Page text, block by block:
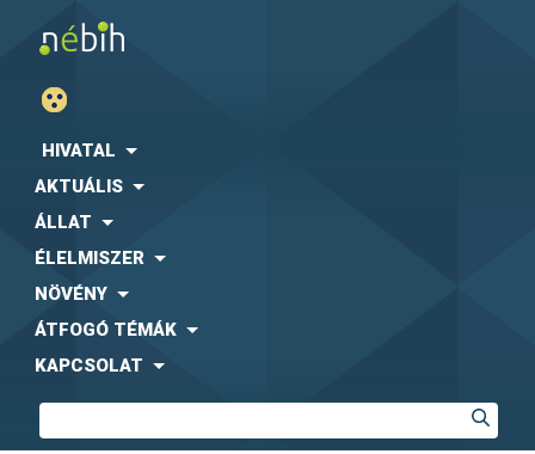
HIVATAL
AKTUÁLIS
ÁLLAT
ÉLELMISZER
NÖVÉNY
ÁTFOGÓ TÉMÁK
KAPCSOLAT